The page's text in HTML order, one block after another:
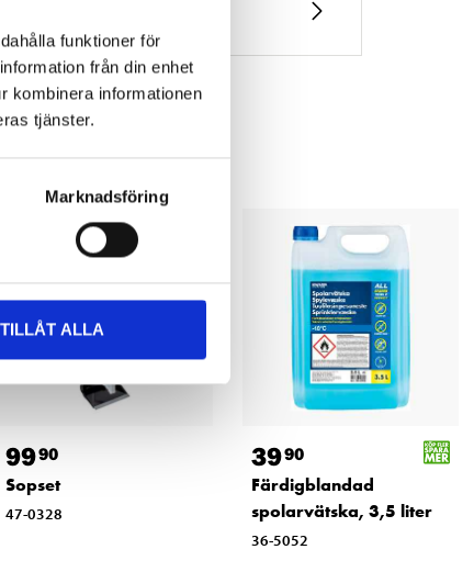
funktioner för
från din enhet
kombinera informationen
tjänster.
Marknadsföring
TILLÅT ALLA
9990
Sopset
47-0328
3990
Färdigblandad
spolarvätska, 3,5 liter
36-5052